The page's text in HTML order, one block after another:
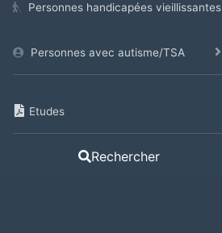
Personnes handicapées vieillissantes
Personnes avec autisme/TSA
Etudes
Rechercher